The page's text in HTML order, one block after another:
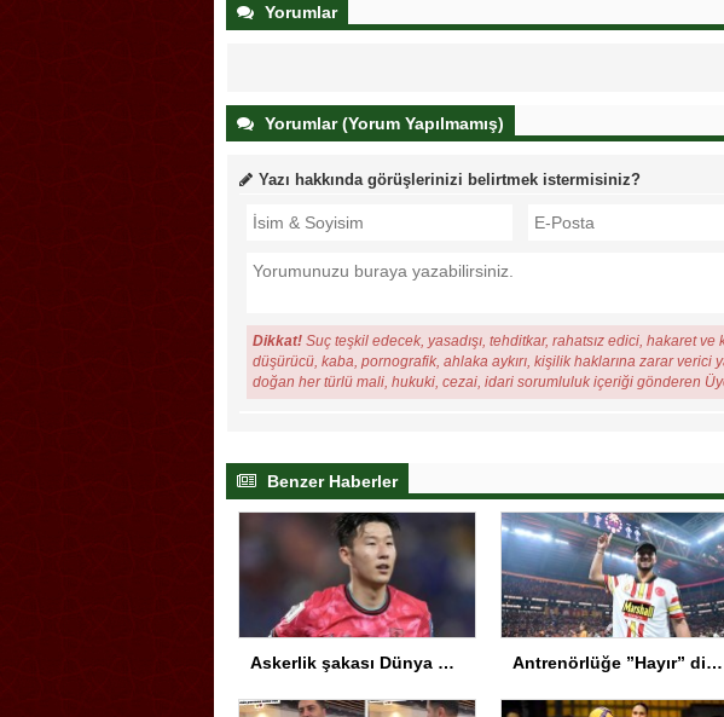
Yorumlar
Yorumlar (Yorum Yapılmamış)
Yazı hakkında görüşlerinizi belirtmek istermisiniz?
Dikkat! Suç teşkil edecek, yasadışı, tehditkar, rahatsız edici, hakaret ve
düşürücü, kaba, pornografik, ahlaka aykırı, kişilik haklarına zarar
doğan her türlü mali, hukuki, cezai, idari sorumluluk içeriği gönderen
Benzer Haberler
Askerlik şakası Dünya Kupası’nı karıştırdı! Güney Kore’den sert karar Antrenörlüğe ”Hayır” diyen Mertens, Galatasaray’dan bakın ne istedi